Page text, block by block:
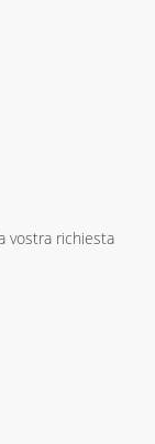
vostra richiesta